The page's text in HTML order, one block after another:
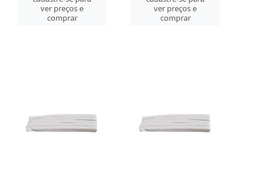
ver preços e
comprar
ver preços e
comprar